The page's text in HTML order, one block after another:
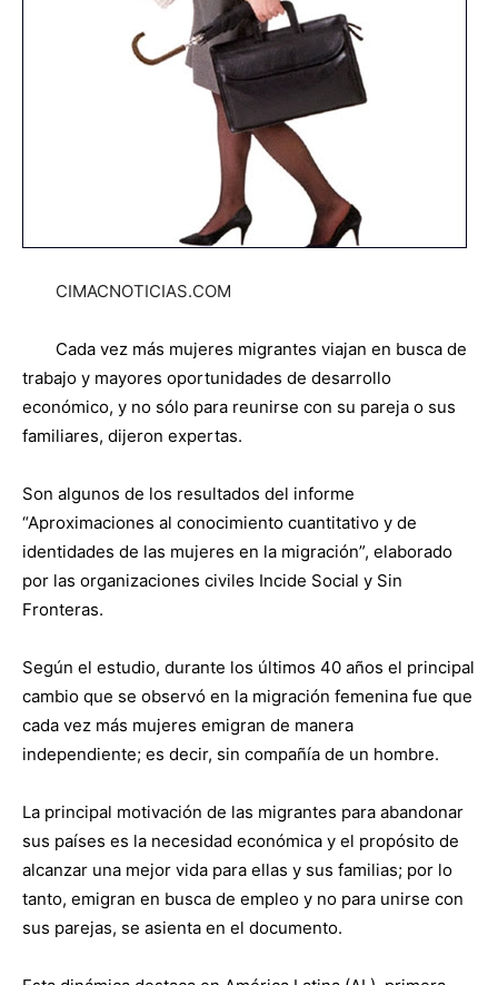
CIMACNOTICIAS.COM
Cada vez más mujeres migrantes viajan en busca de
trabajo y mayores oportunidades de desarrollo
económico, y no sólo para reunirse con su pareja o sus
familiares, dijeron expertas.
Son algunos de los resultados del informe
“Aproximaciones al conocimiento cuantitativo y de
identidades de las mujeres en la migración”, elaborado
por las organizaciones civiles Incide Social y Sin
Fronteras.
Según el estudio, durante los últimos 40 años el principal
cambio que se observó en la migración femenina fue que
cada vez más mujeres emigran de manera
independiente; es decir, sin compañía de un hombre.
La principal motivación de las migrantes para abandonar
sus países es la necesidad económica y el propósito de
alcanzar una mejor vida para ellas y sus familias; por lo
tanto, emigran en busca de empleo y no para unirse con
sus parejas, se asienta en el documento.